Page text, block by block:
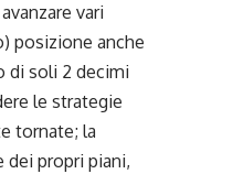
vari
posizione anche
di soli 2 decimi
le strategie
tornate; la
dei propri piani,